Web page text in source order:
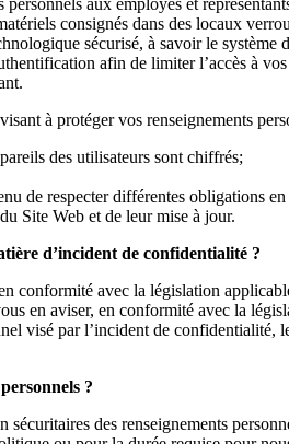
consignés dans des locaux
sécurisé, à savoir le
afin de limiter l’accès à
à protéger vos renseignements
des utilisateurs sont chiffrés;
de respecter différentes obligations
Site Web et de leur mise à jour.
d’incident de confidentialité ?
conformité avec la législation
en aviser, en conformité avec la
visé par l’incident de
?
des renseignements